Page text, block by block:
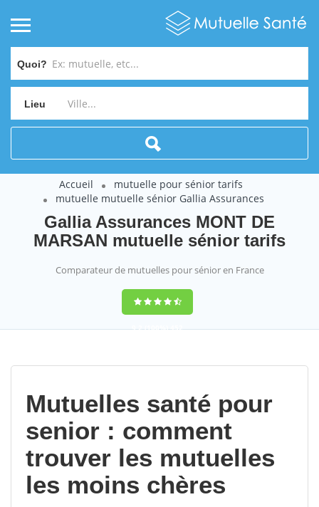
Quoi?
Lieu
Accueil
mutuelle pour sénior tarifs
mutuelle mutuelle sénior Gallia Assurances
Gallia Assurances MONT DE
MARSAN mutuelle sénior tarifs
Comparateur de mutuelles pour sénior en France
9,2(100%)452
Mutuelles santé pour
senior : comment
trouver les mutuelles
les moins chères